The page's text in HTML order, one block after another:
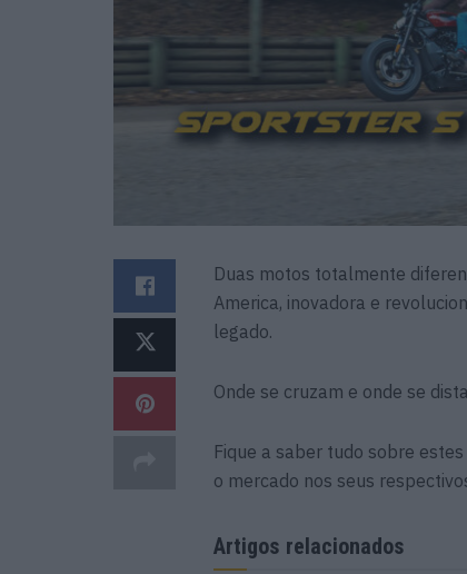
Duas motos totalmente
America, inovadora e
legado.
Onde se cruzam e onde se
Fique a saber tudo sobre
o mercado nos seus
Artigos relacionados